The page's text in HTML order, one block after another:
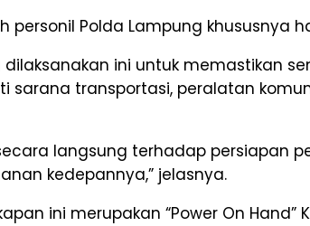
Polda Lampung khususnya
ini untuk memastikan
sarana transportasi, peralatan
langsung terhadap persiapan
kedepannya,” jelasnya.
ini merupakan “Power On